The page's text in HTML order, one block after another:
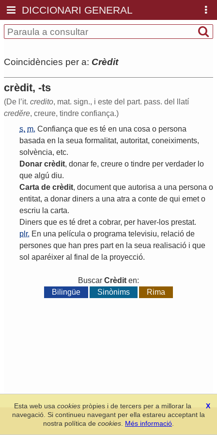
DICCIONARI GENERAL
Coincidències per a: Crèdit
crèdit, -ts
(De l’it. credito, mat. sign., i este del part. pass. del llatí
credĕre, creure, tindre confiança.)
s. m. Confiança que es té en una cosa o persona
basada en la seua formalitat, autoritat, coneiximents,
solvència, etc.
Donar crèdit, donar fe, creure o tindre per verdader lo
que algú diu.
Carta de crèdit, document que autorisa a una persona o
entitat, a donar diners a una atra a conte de qui emet o
escriu la carta.
Diners que es té dret a cobrar, per haver- los prestat.
plr. En una película o programa televisiu, relació de
persones que han pres part en la seua realisació i que
sol aparéixer al final de la proyecció.
Buscar Crèdit en:
Bilingüe
Sinònims Rima
Secció de Llengua i Lliteratura Valencianes-Real Acadèmia de
Cultura Valenciana-Política de privacitat
X
Esta web usacookies pròpies i de tercers per a millorar la
navegació. Si continueu navegant per ella estareu acceptant la
nostra política de cookies Més informació